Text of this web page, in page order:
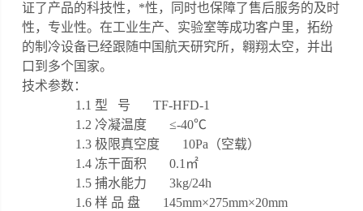
证了产品的科技性，*性，同时也保障了售后服务的及时
性，专业性。在工业生产、实验室等成功客户里，拓纷
的制冷设备已经跟随中国航天研究所，翱翔太空，并出
口到多个国家。
技术参数：
1.1 型 号 TF-HFD-1
1.2 冷凝温度 ≤-40℃
1.3 极限真空度 10Pa （空载）
1.4 冻干面积0.1 ㎡
1.5 捕水能力3kg/24h
1.6 样 品 盘 145mm×275mm×20mm